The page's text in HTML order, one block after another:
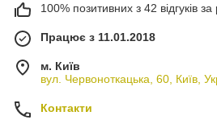
100% позитивних з 42 відгуків за
Працює з 11.01.2018
м. Київ
вул. Червоноткацька, 60, Київ,
Контакти